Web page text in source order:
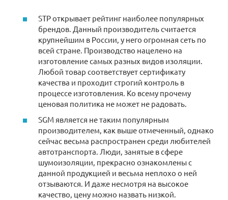
STP открывает рейтинг наиболее популярных
брендов. Данный производитель считается
крупнейшим в России, у него огромная сеть по
всей стране. Производство нацелено на
изготовление самых разных видов изоляции.
Любой товар соответствует сертификату
качества и проходит строгий контроль в
процессе изготовления. Ко всему прочему
ценовая политика не может не радовать.
SGM является не таким популярным
производителем, как выше отмеченный, однако
сейчас весьма распространен среди любителей
автотранспорта. Люди, занятые в сфере
шумоизоляции, прекрасно ознакомлены с
данной продукцией и весьма неплохо о ней
отзываются. И даже несмотря на высокое
качество, цену можно назвать низкой.